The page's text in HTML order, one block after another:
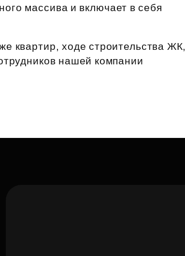
массива и включает в себя
квартир, ходе строительства ЖК,
нашей компании